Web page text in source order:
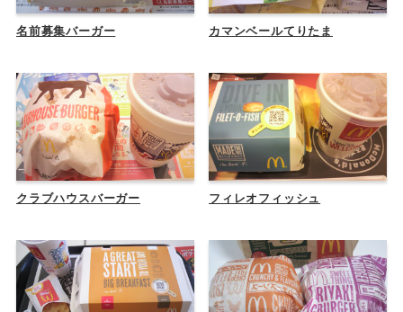
名前募集バーガー カマンベールてりたま
クラブハウスバーガー フィレオフィッシュ